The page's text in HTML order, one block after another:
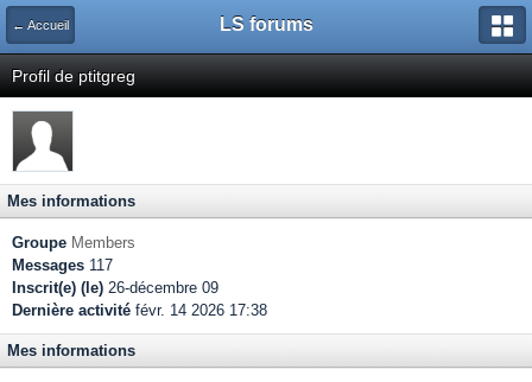
← Accueil LS forums
Profil de ptitgreg
Mes informations
Groupe Members
Messages 117
Inscrit(e) (le) 26-décembre 09
Dernière activité févr. 14 2026 17:38
Mes informations